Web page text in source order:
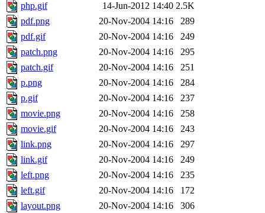
php.gif
14-Jun-2012 14:40 2.5K
pdf.png
20-Nov-2004 14:16
289
pdf.gif
20-Nov-2004 14:16
249
patch.png
20-Nov-2004 14:16
295
patch.gif
20-Nov-2004 14:16
251
p.png
20-Nov-2004 14:16
284
p.gif
20-Nov-2004 14:16
237
movie.png
20-Nov-2004 14:16
258
movie.gif
20-Nov-2004 14:16
243
link.png
20-Nov-2004 14:16
297
link.gif
20-Nov-2004 14:16
249
left.png
20-Nov-2004 14:16
235
left.gif
20-Nov-2004 14:16
172
layout.png
20-Nov-2004 14:16
306